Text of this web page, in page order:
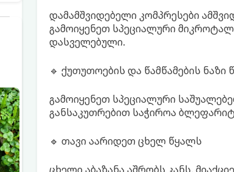
დამამშვიდებელი კომპრესები
გამოიყენეთ სპეციალური
დასველებული.
🔹 ქუთუთოების და წამწამების ნაზი
გამოიყენეთ სპეციალური
განსაკუთრებით საჭიროა
🔹 თავი აარიდეთ ცხელ წყალს